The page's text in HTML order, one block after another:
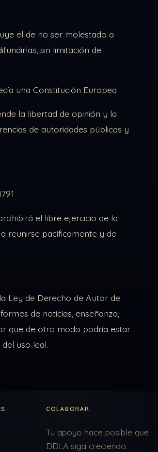
el de no ser molestado a
sin limitación de
una Constitución Europea
la libertad de opinión y la
de autoridades públicas y
el libre ejercicio de la
reunirse pacíficamente y de
Ley de Derecho de Autor de
de noticias, enseñanza,
que de otro modo podría estar
uso leal.
COLABORAR
Tu apoyo hace posible que
DDLA siga creciendo.